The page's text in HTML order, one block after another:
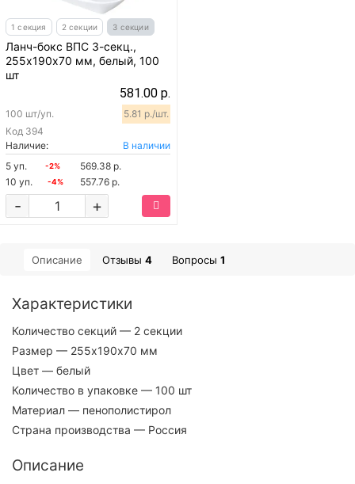
1 секция 2 секции 3 секции
Ланч-бокс ВПС 3-секц.,
255х190х70 мм, белый, 100
шт
581.00 р.
Код 394
100 шт/уп. 5.81 р./шт.
Наличие:
В наличии
5 уп.
-2%
569.38 р.
10 уп.
-4% 557.76 р.
+
-
Описание Отзывы 4 Вопросы 1
Характеристики
Количество секций — 2 секции
Размер — 255х190х70 мм
Цвет — белый
Количество в упаковке — 100 шт
Материал — пенополистирол
Страна производства — Россия
Описание